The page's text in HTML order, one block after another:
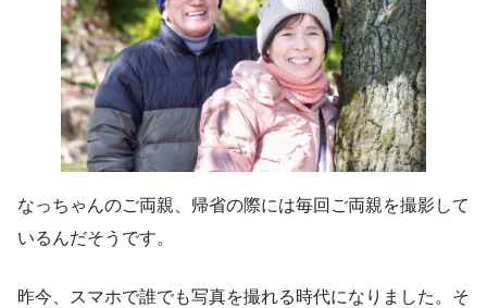
なっちゃんのご両親、帰省の際には毎回ご両親を撮影して
いるんだそうです。
昨今、スマホで誰でも写真を撮れる時代になりました。そ